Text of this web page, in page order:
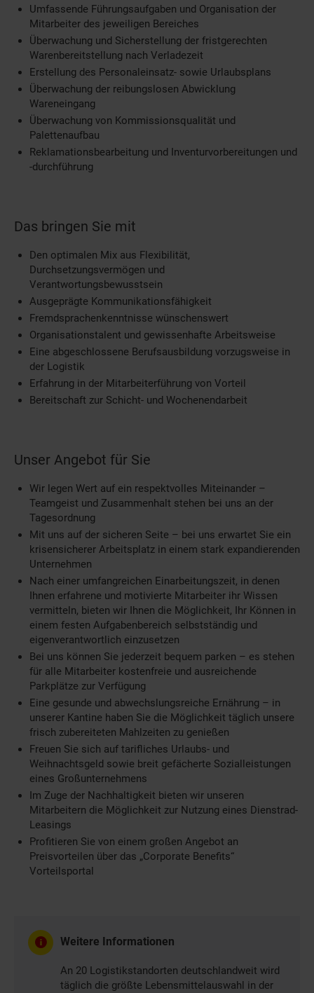
Umfassende Führungsaufgaben und Organisation der
Mitarbeiter des jeweiligen Bereiches
Überwachung und Sicherstellung der fristgerechten
Warenbereitstellung nach Verladezeit
Erstellung des Personaleinsatz- sowie Urlaubsplans
Überwachung der reibungslosen Abwicklung
Wareneingang
Überwachung von Kommissionsqualität und
Palettenaufbau
Reklamationsbearbeitung und Inventurvorbereitungen und
-durchführung
Das bringen Sie mit
Den optimalen Mix aus Flexibilität,
Durchsetzungsvermögen und
Verantwortungsbewusstsein
Ausgeprägte Kommunikationsfähigkeit
Fremdsprachenkenntnisse wünschenswert
Organisationstalent und gewissenhafte Arbeitsweise
Eine abgeschlossene Berufsausbildung vorzugsweise in
der Logistik
Erfahrung in der Mitarbeiterführung von Vorteil
Bereitschaft zur Schicht- und Wochenendarbeit
Unser Angebot für Sie
Wir legen Wert auf ein respektvolles Miteinander –
Teamgeist und Zusammenhalt stehen bei uns an der
Tagesordnung
Mit uns auf der sicheren Seite – bei uns erwartet Sie ein
krisensicherer Arbeitsplatz in einem stark expandierenden
Unternehmen
Nach einer umfangreichen Einarbeitungszeit, in denen
Ihnen erfahrene und motivierte Mitarbeiter ihr Wissen
vermitteln, bieten wir Ihnen die Möglichkeit, Ihr Können in
einem festen Aufgabenbereich selbstständig und
eigenverantwortlich einzusetzen
Bei uns können Sie jederzeit bequem parken – es stehen
für alle Mitarbeiter kostenfreie und ausreichende
Parkplätze zur Verfügung
Eine gesunde und abwechslungsreiche Ernährung – in
unserer Kantine haben Sie die Möglichkeit täglich unsere
frisch zubereiteten Mahlzeiten zu genießen
Freuen Sie sich auf tarifliches Urlaubs- und
Weihnachtsgeld sowie breit gefächerte Sozialleistungen
eines Großunternehmens
Im Zuge der Nachhaltigkeit bieten wir unseren
Mitarbeitern die Möglichkeit zur Nutzung eines Dienstrad-
Leasings
Profitieren Sie von einem großen Angebot an
Preisvorteilen über das „Corporate Benefits“
Vorteilsportal
Weitere Informationen
An 20 Logistikstandorten deutschlandweit wird
täglich die größte Lebensmittelauswahl in der